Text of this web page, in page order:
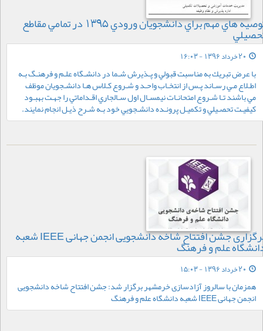
توصيه هاي مهم براي دانشجويان ورودي 1395 در تمامي مقاطع
با عرض تبريك به مناسبت قبولي و پـذيرش شـما در دانشـگاه علـم و فرهنـگ بـه
اطـلاع مـي رسـاند پـس از انتخـاب واحـد و شـروع كـلاس هـا دانشـجويان موظف
مي باشند تـا شـروع امتحانـات نيمسـال اول سـالجاري اقـداماتي را جهـت بهبـود
كيفيـت تحصـيلي و تكميـل پرونـده دانشـجويي خود بـه شـرح ذيـل انجام نمايند.
برگزاری جشن افتتاح شاخه دانشجویی انجمن جهانی IEEE شعبه
علم و فرهنگ
همزمان با سالروز آزادسازی خرمشهر برگزار شد: جشن افتتاح شاخه دانشجویی
انجمن جهانی IEEE شعبه دانشگاه علم و فرهنگ